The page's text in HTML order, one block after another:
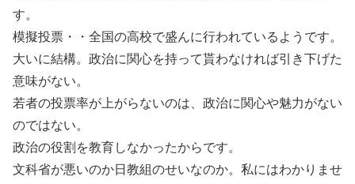
す。
模擬投票・・全国の高校で盛んに行われているようです。
大いに結構。政治に関心を持って貰わなければ引き下げた
意味がない。
若者の投票率が上がらないのは、政治に関心や魅力がない
のではない。
政治の役割を教育しなかったからです。
文科省が悪いのか日教組のせいなのか。私にはわかりませ